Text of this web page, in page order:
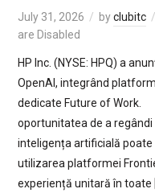
July 31, 2026 byclubitc
are Disabled
HP Inc. (NYSE: HPQ) a
OpenAI, integrând
dedicate Future of
oportunitatea de a
inteligența artificială
utilizarea platformei
experiență unitară în toate